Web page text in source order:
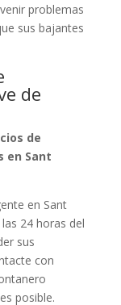
problemas
sus bajantes
de
de
en Sant
en Sant
24 horas del
sus
con
posible.